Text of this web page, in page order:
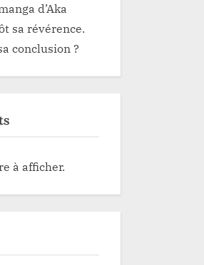
d’Aka
sa révérence.
conclusion ?
à afficher.